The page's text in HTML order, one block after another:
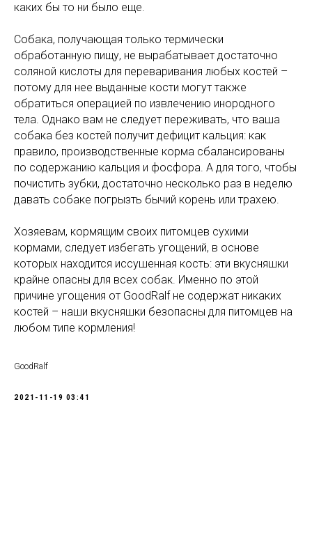
каких бы то ни было еще.
Собака, получающая только термически
обработанную пищу, не вырабатывает достаточно
соляной кислоты для переваривания любых костей –
потому для нее выданные кости могут также
обратиться операцией по извлечению инородного
тела. Однако вам не следует переживать, что ваша
собака без костей получит дефицит кальция: как
правило, производственные корма сбалансированы
по содержанию кальция и фосфора. А для того, чтобы
почистить зубки, достаточно несколько раз в неделю
давать собаке погрызть бычий корень или трахею.
Хозяевам, кормящим своих питомцев сухими
кормами, следует избегать угощений, в основе
которых находится иссушенная кость: эти вкусняшки
крайне опасны для всех собак. Именно по этой
причине угощения от GoodRalf не содержат никаких
костей – наши вкусняшки безопасны для питомцев на
любом типе кормления!
GoodRalf
2021-11-19 03:41